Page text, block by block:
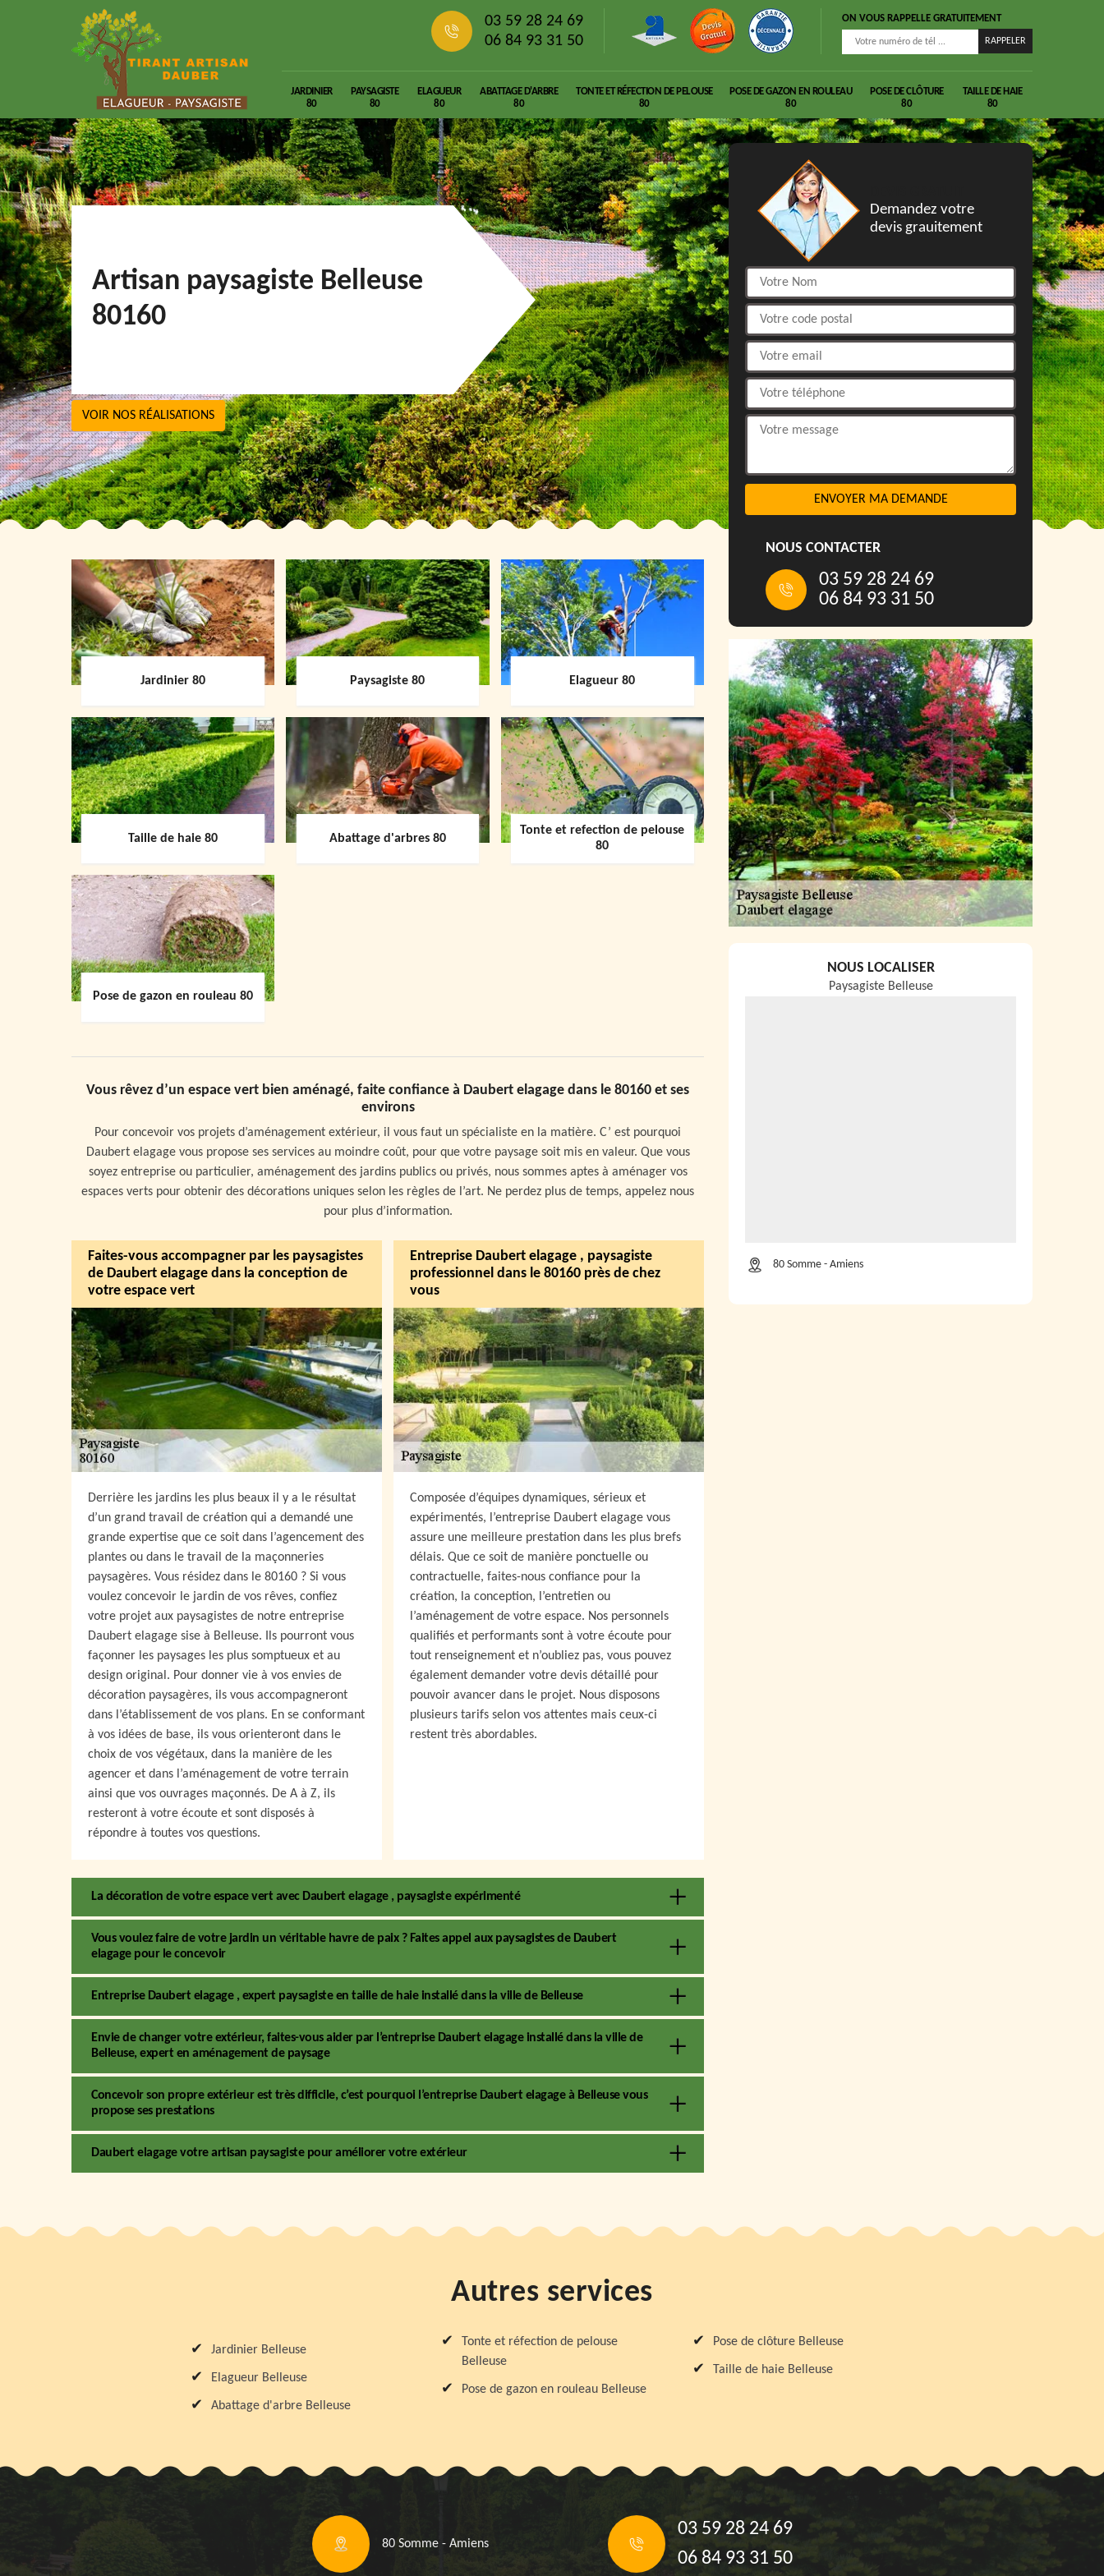
03 59 28 24 69
06 84 93 31 50
ON VOUS RAPPELLE GRATUITEMENT
JARDINIER
80
PAYSAGISTE
80
ELAGUEUR
80
ABATTAGE D'ARBRE
80
TONTE ET RÉFECTION DE PELOUSE
80
POSE DE GAZON EN ROULEAU
80
POSE DE CLÔTURE
80
TAILLE DE HAIE
80
Artisan paysagiste Belleuse
80160
VOIR NOS RÉALISATIONS
Jardinier 80 Paysagiste 80 Elagueur 80
Taille de haie 80 Abattage d'arbres 80
Tonte et refection de pelouse
80
Pose de gazon en rouleau 80
Vous rêvez d’un espace vert bien aménagé, faite confiance à Daubert elagage dans le 80160 et ses
environs
Pour concevoir vos projets d’aménagement extérieur, il vous faut un spécialiste en la matière. C’ est pourquoi
Daubert elagage vous propose ses services au moindre coût, pour que votre paysage soit mis en valeur. Que vous
soyez entreprise ou particulier, aménagement des jardins publics ou privés, nous sommes aptes à aménager vos
espaces verts pour obtenir des décorations uniques selon les règles de l’art. Ne perdez plus de temps, appelez nous
pour plus d’information.
Faites-vous accompagner par les paysagistes
de Daubert elagage dans la conception de
votre espace vert
Derrière les jardins les plus beaux il y a le résultat
d’un grand travail de création qui a demandé une
grande expertise que ce soit dans l’agencement des
plantes ou dans le travail de la maçonneries
paysagères. Vous résidez dans le 80160 ? Si vous
voulez concevoir le jardin de vos rêves, confiez
votre projet aux paysagistes de notre entreprise
Daubert elagage sise à Belleuse. Ils pourront vous
façonner les paysages les plus somptueux et au
design original. Pour donner vie à vos envies de
décoration paysagères, ils vous accompagneront
dans l’établissement de vos plans. En se conformant
à vos idées de base, ils vous orienteront dans le
choix de vos végétaux, dans la manière de les
agencer et dans l’aménagement de votre terrain
ainsi que vos ouvrages maçonnés. De A à Z, ils
resteront à votre écoute et sont disposés à
répondre à toutes vos questions.
Entreprise Daubert elagage , paysagiste
professionnel dans le 80160 près de chez
vous
Composée d’équipes dynamiques, sérieux et
expérimentés, l’entreprise Daubert elagage vous
assure une meilleure prestation dans les plus brefs
délais. Que ce soit de manière ponctuelle ou
contractuelle, faites-nous confiance pour la
création, la conception, l’entretien ou
l’aménagement de votre espace. Nos personnels
qualifiés et performants sont à votre écoute pour
tout renseignement et n’oubliez pas, vous pouvez
également demander votre devis détaillé pour
pouvoir avancer dans le projet. Nous disposons
plusieurs tarifs selon vos attentes mais ceux-ci
restent très abordables.
La décoration de votre espace vert avec Daubert elagage , paysagiste expérimenté
Vous voulez faire de votre jardin un véritable havre de paix ? Faites appel aux paysagistes de Daubert
elagage pour le concevoir
Entreprise Daubert elagage , expert paysagiste en taille de haie installé dans la ville de Belleuse
Envie de changer votre extérieur, faites-vous aider par l’entreprise Daubert elagage installé dans la ville de
Belleuse, expert en aménagement de paysage
Concevoir son propre extérieur est très difficile, c’est pourquoi l’entreprise Daubert elagage à Belleuse vous
propose ses prestations
Daubert elagage votre artisan paysagiste pour améliorer votre extérieur
Demandez votre
devis grauitement
NOUS CONTACTER
03 59 28 24 69
06 84 93 31 50
NOUS LOCALISER
Paysagiste Belleuse
80 Somme - Amiens
Autres services
Jardinier Belleuse
Elagueur Belleuse
Abattage d'arbre Belleuse
Tonte et réfection de pelouse
Belleuse
Pose de gazon en rouleau Belleuse
Pose de clôture Belleuse
Taille de haie Belleuse
80 Somme - Amiens
03 59 28 24 69
06 84 93 31 50